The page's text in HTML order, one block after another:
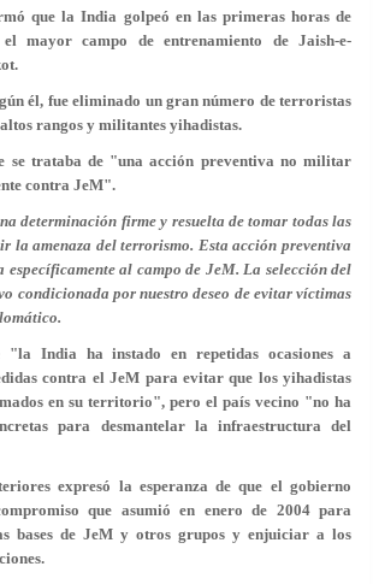
que la India golpeó en las primeras horas de
mayor campo de entrenamiento de Jaish-e-
él, fue eliminado un gran número de terroristas
rangos y militantes yihadistas.
se trataba de "una acción preventiva no militar
contra JeM".
determinación firme y resuelta de tomar todas las
la amenaza del terrorismo. Esta acción preventiva
al campo de JeM. La selección del
condicionada por nuestro deseo de evitar víctimas
"la India ha instado en repetidas ocasiones a
contra el JeM para evitar que los yihadistas
en su territorio", pero el país vecino "no ha
para desmantelar la infraestructura del
expresó la esperanza de que el gobierno
que asumió en enero de 2004 para
bases de JeM y otros grupos y enjuiciar a los